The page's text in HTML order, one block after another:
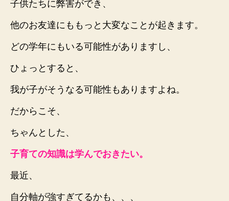
子供たちに弊害ができ、
他のお友達にももっと大変なことが起きます。
どの学年にもいる可能性がありますし、
ひょっとすると、
我が子がそうなる可能性もありますよね。
だからこそ、
ちゃんとした、
子育ての知識は学んでおきたい。
最近、
自分軸が強すぎてるかも、、、